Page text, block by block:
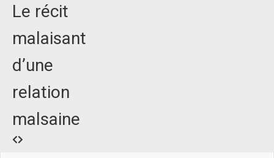
Le récit
malaisant
d’une
relation
malsaine